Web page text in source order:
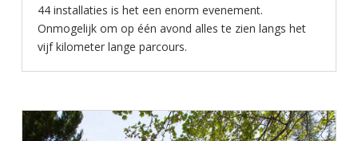
44 installaties is het een enorm evenement.
Onmogelijk om op één avond alles te zien langs het
vijf kilometer lange parcours.